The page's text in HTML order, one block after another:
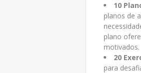
10
planos de
plano
motivados.
20
para